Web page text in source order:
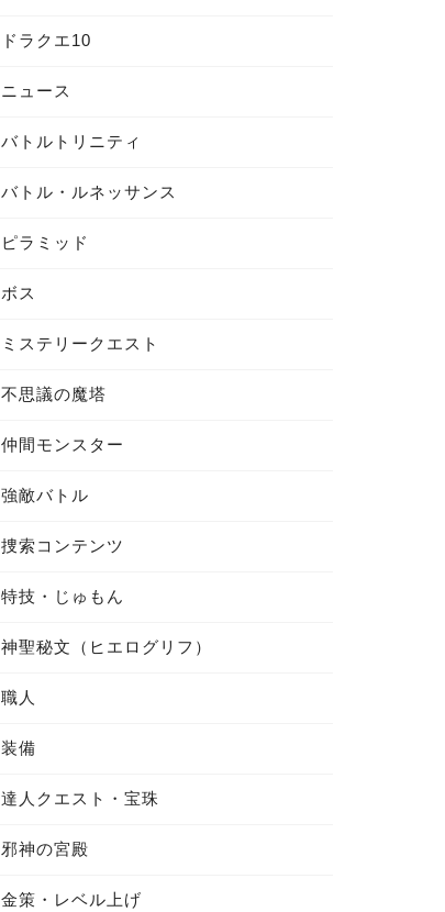
ドラクエ10
ニュース
バトルトリニティ
バトル・ルネッサンス
ピラミッド
ボス
ミステリークエスト
不思議の魔塔
仲間モンスター
強敵バトル
捜索コンテンツ
特技・じゅもん
神聖秘文（ヒエログリフ）
職人
装備
達人クエスト・宝珠
邪神の宮殿
金策・レベル上げ